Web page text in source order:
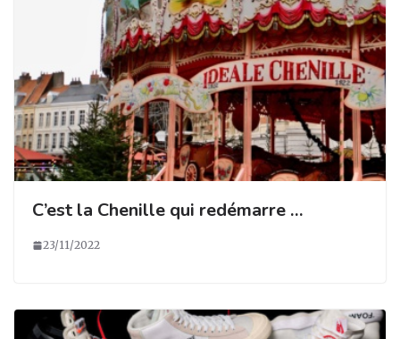
C’est la Chenille qui redémarre …
23/11/2022